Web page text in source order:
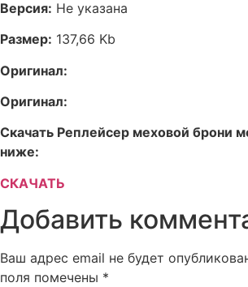
Версия: Не указана
Размер: 137,66 Kb
Оригинал:
Оригинал:
Скачать Реплейсер меховой брони
ниже:
СКАЧАТЬ
Добавить
Ваш адрес email не будет
поля помечены *